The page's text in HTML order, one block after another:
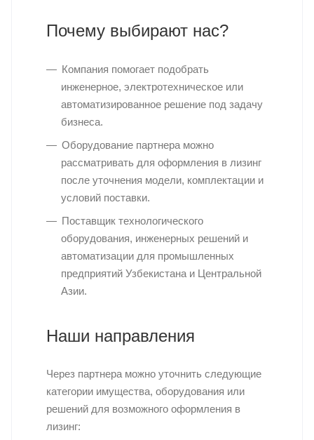
Почему выбирают нас?
Компания помогает подобрать
инженерное, электротехническое или
автоматизированное решение под задачу
бизнеса.
Оборудование партнера можно
рассматривать для оформления в лизинг
после уточнения модели, комплектации и
условий поставки.
Поставщик технологического
оборудования, инженерных решений и
автоматизации для промышленных
предприятий Узбекистана и Центральной
Азии.
Наши направления
Через партнера можно уточнить следующие
категории имущества, оборудования или
решений для возможного оформления в
лизинг: